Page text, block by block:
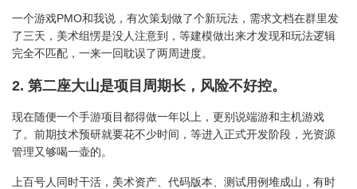
一个游戏PMO和我说，有次策划做了个新玩法，需求文档在群里发
了三天，美术组愣是没人注意到，等建模做出来才发现和玩法逻辑
完全不匹配，一来一回耽误了两周进度。
2. 第二座大山是项目周期长，风险不好控。
现在随便一个手游项目都得做一年以上，更别说端游和主机游戏
了。前期技术预研就要花不少时间，等进入正式开发阶段，光资源
管理又够喝一壶的。
上百号人同时干活，美术资产、代码版本、测试用例堆成山，有时